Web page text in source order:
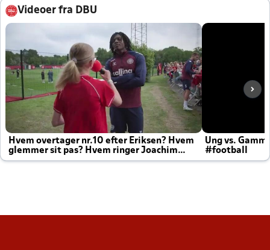
Videoer fra DBU
Hvem overtager nr.10 efter Eriksen? Hvem
glemmer sit pas? Hvem ringer Joachim
altid til efter kampe?
Ung vs.
#football